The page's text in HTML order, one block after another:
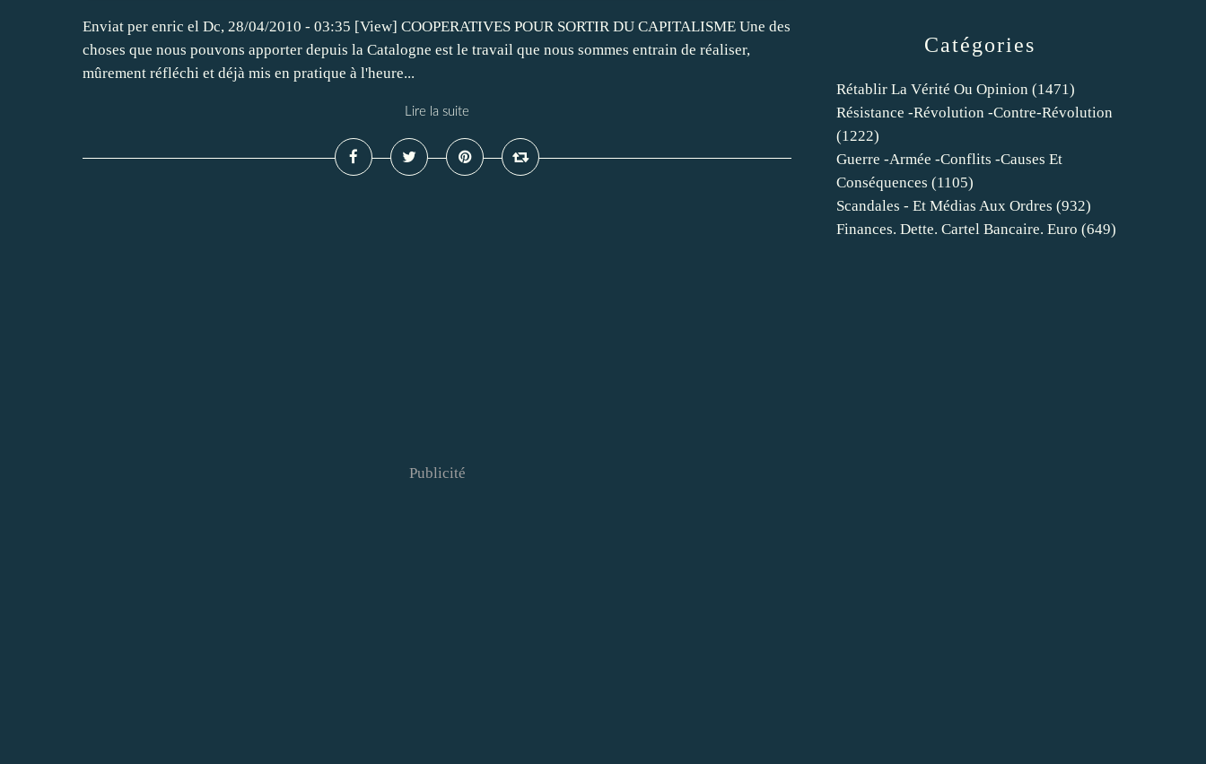
Enviat per enric el Dc, 28/04/2010 - 03:35 [View] COOPERATIVES POUR SORTIR DU CAPITALISME Une des
choses que nous pouvons apporter depuis la Catalogne est le travail que nous sommes entrain de réaliser,
mûrement réfléchi et déjà mis en pratique à l'heure...
Lire la suite
Publicité
Catégories
Rétablir La Vérité Ou Opinion (1471)
Résistance -révolution -contre-Révolution
(1222)
Guerre -armée -conflits -causes Et
Conséquences (1105)
Scandales - Et Médias Aux Ordres (932)
Finances. Dette. Cartel Bancaire. Euro (649)